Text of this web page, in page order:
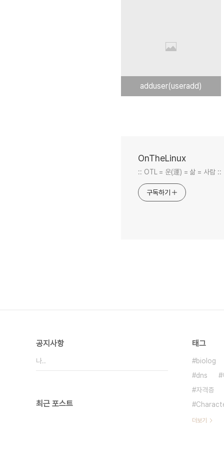
adduser(useradd)
OnTheLinux
:: OTL = 운(運) = 삶 = 사람 ::
구독하기
공지사항
나..
최근 포스트
태그
biolog
dns
자격증
더보기